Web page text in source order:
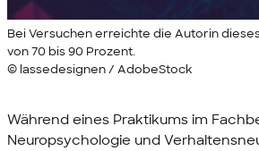
Bei Versuchen erreichte die Autorin
von 70 bis 90 Prozent.
© lassedesignen / AdobeStock
Während eines Praktikums im
Neuropsychologie und